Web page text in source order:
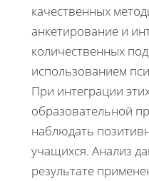
качественных
анкетирование и
количественных
использованием
При интеграции
образовательной
наблюдать
учащихся. Анализ
результате